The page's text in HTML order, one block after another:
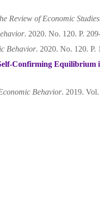
Review of Economic
. 2020. No. 120. P.
Behavior. 2020. No. 120. P.
Confirming Equilibrium
Behavior. 2019. Vol.